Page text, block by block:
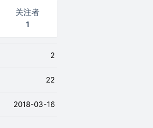
关注者
1
2
22
2018-03-16